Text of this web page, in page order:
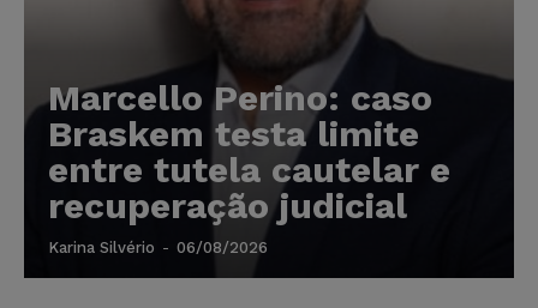
Marcello Perino: caso
Braskem testa limite
entre tutela cautelar e
recuperação judicial
Karina Silvério - 06/08/2026